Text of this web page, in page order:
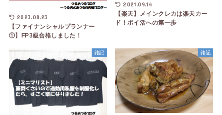
2023.08.23
【ファイナンシャルプランナー
①】FP3級合格しました！
2021.09.14
【楽天】メインクレカは楽天カー
ド！ポイ活への第一歩
雑記 雑記